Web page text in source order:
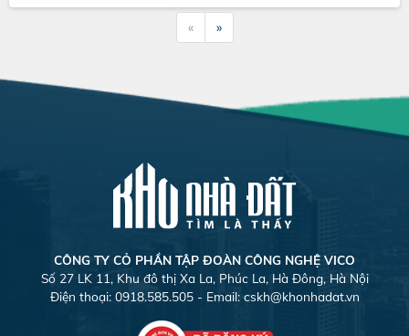
« »
CÔNG TY CỎ PHẦN TẬP ĐOÀN CÔNG NGHỆ VICO
Số 27 LK 11, Khu đô thị Xa La, Phúc La, Hà Đông, Hà Nội
Điện thoại: 0918.585.505 - Email: cskh@khonhadat.vn